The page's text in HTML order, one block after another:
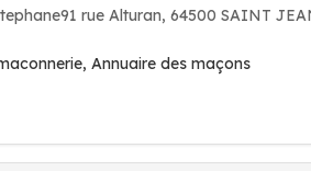
rue Alturan, 64500 SAINT
Annuaire des maçons